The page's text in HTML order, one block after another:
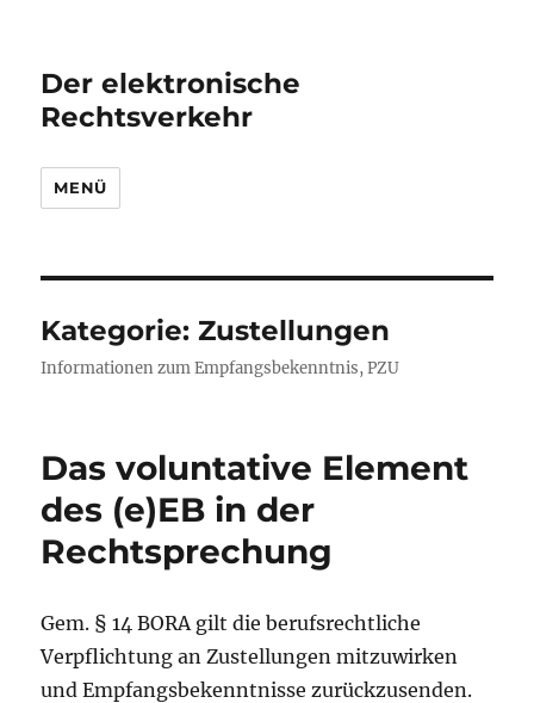
Der elektronische
Rechtsverkehr
MENÜ
Kategorie: Zustellungen
Informationen zum Empfangsbekenntnis, PZU
Das voluntative Element
des (e)EB in der
Rechtsprechung
Gem. § 14 BORA gilt die berufsrechtliche
Verpflichtung an Zustellungen mitzuwirken
und Empfangsbekenntnisse zurückzusenden.